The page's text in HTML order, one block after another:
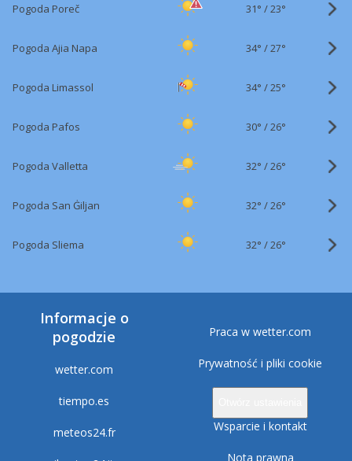
Pogoda Poreč 31° /23°
Pogoda Ajia Napa 34° /27°
Pogoda Limassol 34° /25°
Pogoda Pafos 30° /26°
Pogoda Valletta 32° /26°
Pogoda San Ġiljan 32° /26°
Pogoda Sliema 32° /26°
Informacje o
pogodzie
wetter.com
tiempo.es
meteos24.fr
Praca w wetter.com
Prywatność i pliki cookie
Wsparcie i kontakt
Nota prawna